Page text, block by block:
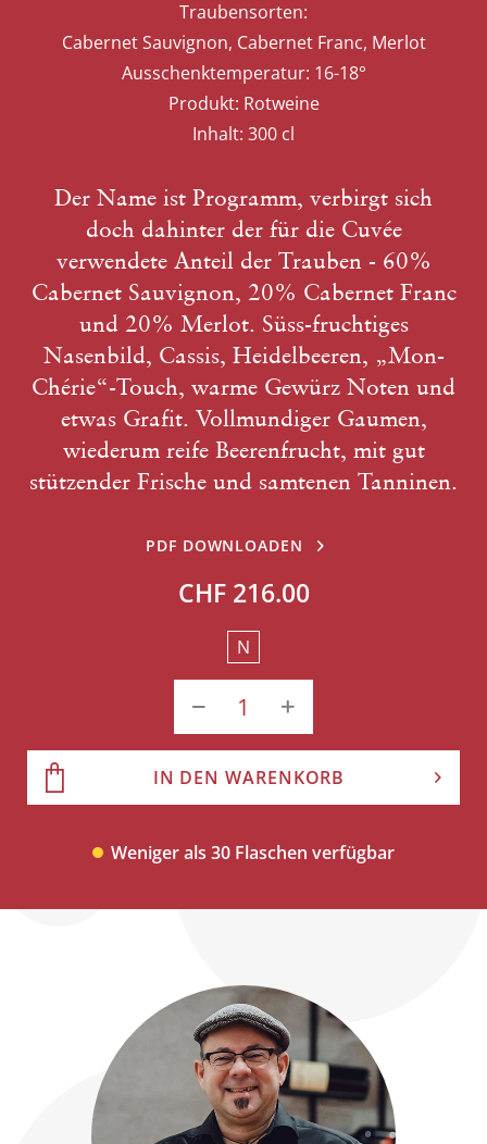
Traubensorten:
Cabernet Sauvignon, Cabernet Franc, Merlot
Ausschenktemperatur: 16-18°
Produkt: Rotweine
Inhalt: 300 cl
Der Name ist Programm, verbirgt sich
doch dahinter der für die Cuvée
verwendete Anteil der Trauben - 60%
Cabernet Sauvignon, 20% Cabernet Franc
und 20% Merlot. Süss-fruchtiges
Nasenbild, Cassis, Heidelbeeren, „Mon-
Chérie“-Touch, warme Gewürz Noten und
etwas Grafit. Vollmundiger Gaumen,
wiederum reife Beerenfrucht, mit gut
stützender Frische und samtenen Tanninen.
PDF DOWNLOADEN
CHF 216.00
N
IN DEN WARENKORB
Weniger als 30 Flaschen verfügbar